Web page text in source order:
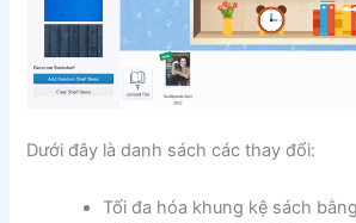
Dưới đây là danh sách các thay đổi:
Tối đa hóa khung kệ sách